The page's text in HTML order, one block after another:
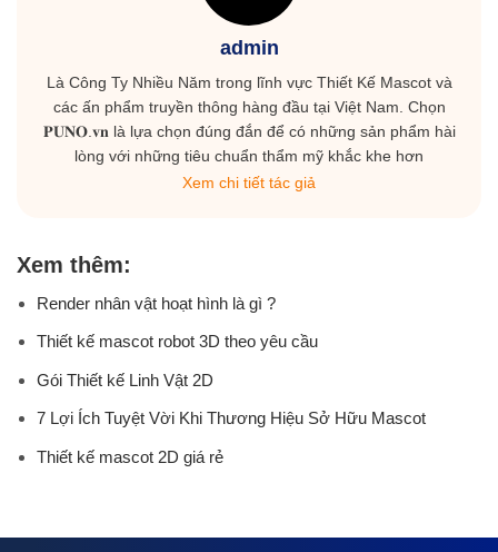
admin
Là Công Ty Nhiều Năm trong lĩnh vực Thiết Kế Mascot và
các ấn phẩm truyền thông hàng đầu tại Việt Nam. Chọn
𝐏𝐔𝐍𝐎.𝐯𝐧 là lựa chọn đúng đắn để có những sản phẩm hài
lòng với những tiêu chuẩn thẩm mỹ khắc khe hơn
Xem chi tiết tác giả
Xem thêm:
Render nhân vật hoạt hình là gì ?
Thiết kế mascot robot 3D theo yêu cầu
Gói Thiết kế Linh Vật 2D
7 Lợi Ích Tuyệt Vời Khi Thương Hiệu Sở Hữu Mascot
Thiết kế mascot 2D giá rẻ